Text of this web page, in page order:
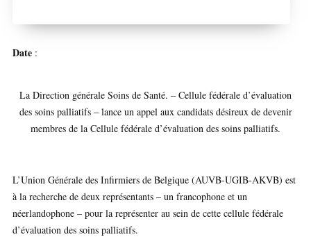
Date :
La Direction générale Soins de Santé. – Cellule fédérale d’évaluation
des soins palliatifs – lance un appel aux candidats désireux de devenir
membres de la Cellule fédérale d’évaluation des soins palliatifs.
L’Union Générale des Infirmiers de Belgique (AUVB-UGIB-AKVB) est
à la recherche de deux représentants – un francophone et un
néerlandophone – pour la représenter au sein de cette cellule fédérale
d’évaluation des soins palliatifs.